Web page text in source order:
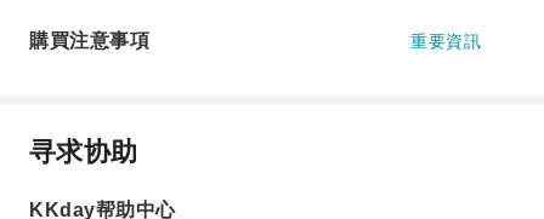
購買注意事項 重要資訊
寻求协助
KKday帮助中心